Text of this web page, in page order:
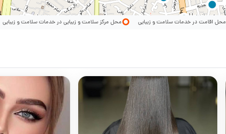
محل اقامت در خدمات سلامت و زیبایی محل مرکز سلامت و زیبایی در خدمات سلامت و زیبایی